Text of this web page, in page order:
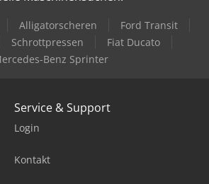
Alligatorscheren
Ford Transit
Schrottpressen
Fiat Ducato
Benz Sprinter
Service & Support
Login
Kontakt